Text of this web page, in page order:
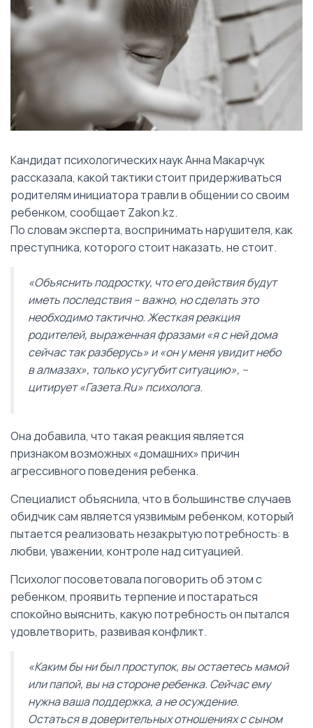
Кандидат психологических наук Анна Макарчук
рассказала, какой тактики стоит придерживаться
родителям инициатора травли в общении со своим
ребенком, сообщает Zakon.kz.
По словам эксперта, воспринимать нарушителя, как
преступника, которого стоит наказать, не стоит.
«Объяснить подростку, что его действия будут
иметь последствия – важно, но сделать это
необходимо тактично. Жесткая реакция
родителей, выраженная фразами «я с ней дома
сейчас так разберусь» и «он у меня увидит небо
в алмазах», только усугубит ситуацию», –
цитирует «Газета.Ru» психолога.
Она добавила, что такая реакция является
признаком возможных «домашних» причин
агрессивного поведения ребенка.
Специалист объяснила, что в большинстве случаев
обидчик сам является уязвимым ребенком, который
пытается реализовать незакрытую потребность: в
любви, уважении, контроле над ситуацией.
Психолог посоветовала поговорить об этом с
ребенком, проявить терпение и постараться
спокойно выяснить, какую потребность он пытался
удовлетворить, развивая конфликт.
«Каким бы ни был проступок, вы остаетесь мамой
или папой, вы на стороне ребенка. Сейчас ему
нужна ваша поддержка, а не осуждение.
Остаться в доверительных отношениях с сыном